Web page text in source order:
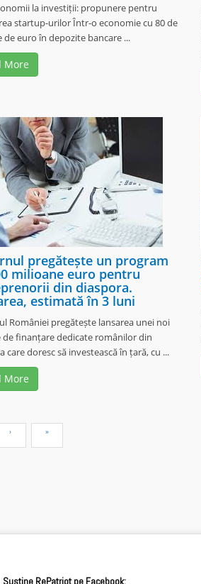
la investiții: propunere pentru
startup-urilor Într-o economie cu 80 de
de euro în depozite bancare ...
More
pregătește un program
milioane euro pentru
din diaspora.
estimată în 3 luni
României pregătește lansarea unei noi
de finanțare dedicate românilor din
care doresc să investească în țară, cu ...
More
Sustine RePatriot pe Facebook: